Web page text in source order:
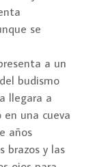
se
a un
budismo
llegara a
una cueva
años
brazos y las